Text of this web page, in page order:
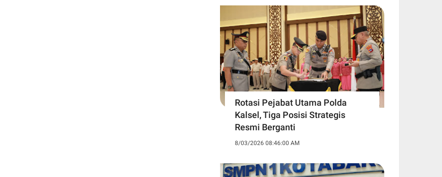
Rotasi Pejabat Utama Polda
Kalsel, Tiga Posisi Strategis
Resmi Berganti
8/03/2026 08:46:00 AM